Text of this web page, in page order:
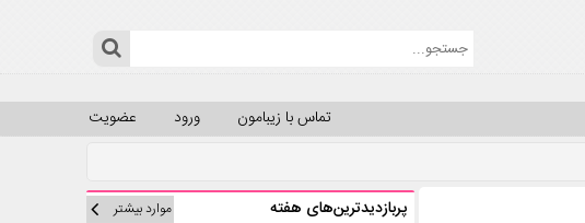
عضویت ورود تماس با زیبامون
پربازدیدترین‌های هفته موارد بیشتر